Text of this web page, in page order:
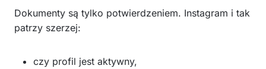
Dokumenty są tylko potwierdzeniem. Instagram i tak
patrzy szerzej:
czy profil jest aktywny,